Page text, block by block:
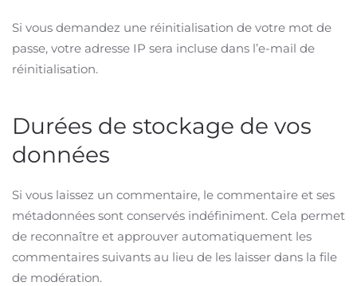
Si vous demandez une réinitialisation de votre mot de
passe, votre adresse IP sera incluse dans l’e-mail de
réinitialisation.
Durées de stockage de vos
données
Si vous laissez un commentaire, le commentaire et ses
métadonnées sont conservés indéfiniment. Cela permet
de reconnaître et approuver automatiquement les
commentaires suivants au lieu de les laisser dans la file
de modération.